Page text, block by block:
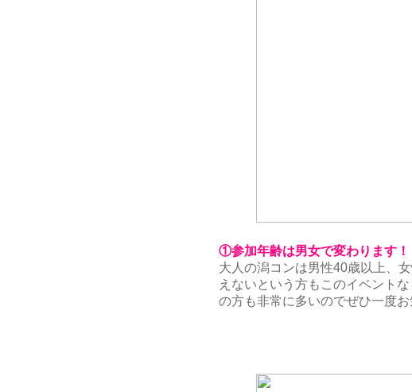
①参加年齢は男女で変わります！
大人の潟コンは男性40歳以上、
えないという方もこのイベント
の方も非常に多いのでぜひ一度お